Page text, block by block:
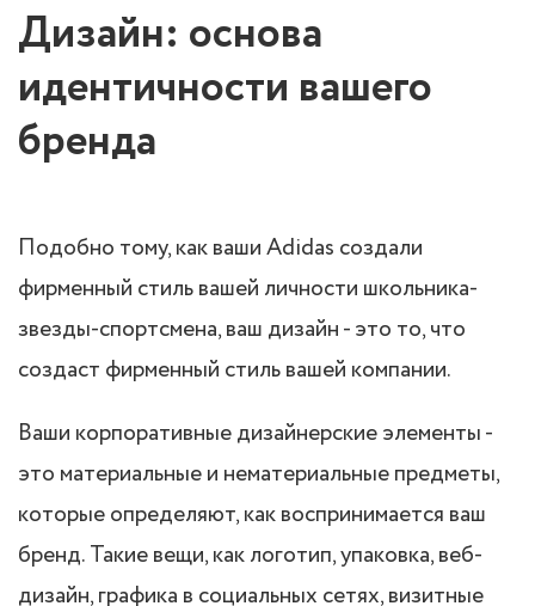
Дизайн: основа
идентичности вашего
бренда
Подобно тому, как ваши Adidas создали
фирменный стиль вашей личности школьника-
звезды-спортсмена, ваш дизайн - это то, что
создаст фирменный стиль вашей компании.
Ваши корпоративные дизайнерские элементы -
это материальные и нематериальные предметы,
которые определяют, как воспринимается ваш
бренд. Такие вещи, как логотип, упаковка, веб-
дизайн, графика в социальных сетях, визитные